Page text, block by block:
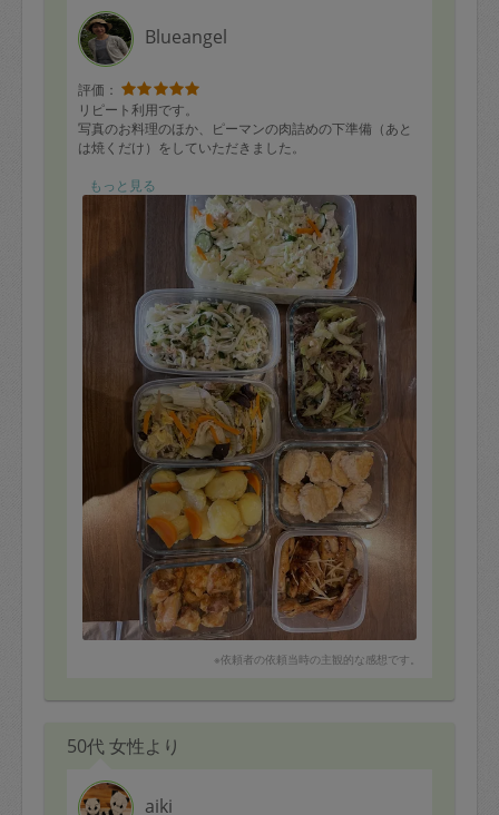
Blueangel
評価：
リピート利用です。
写真のお料理のほか、ピーマンの肉詰めの下準備（あと
は焼くだけ）をしていただきました。
まだ全部はいただけていませんが、
・牛肉とセロリの炒め物
・白菜と豚バラの炒め煮
・キャベツときゅうりとりんごのサラダ（鶏胸肉入り）
大変美味しくいただきました。野菜をあまり食べない1歳
の次女が、サラダをしっかり食べてくれました。
また、4歳の長女は鶏つくねを喜んで食べてくれました。
素材を活かして美味しく料理してくださるタスカジさん
だと思います。
しばらく食事の準備のストレスから解放されそうです。
ありがとうございました。
もっと見る
※依頼者の依頼当時の主観的な感想です。
50代 女性より
aiki